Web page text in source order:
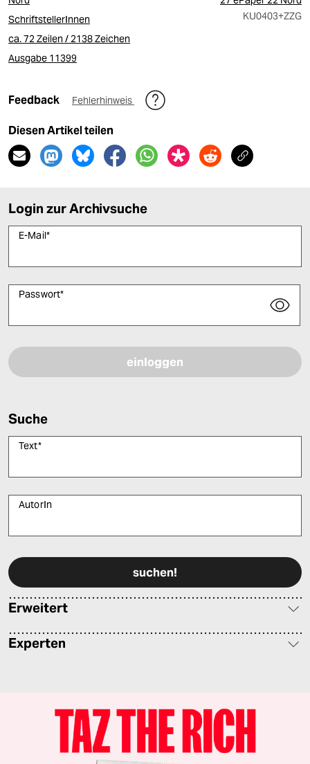
SchriftstellerInnen
KU0403+ZZG
ca. 72 Zeilen / 2138 Zeichen
Ausgabe 11399
Feedback Fehlerhinweis
Diesen Artikel teilen
Login zur Archivsuche
E-Mail*
Passwort*
Suche
Text*
AutorIn
Erweitert
Experten